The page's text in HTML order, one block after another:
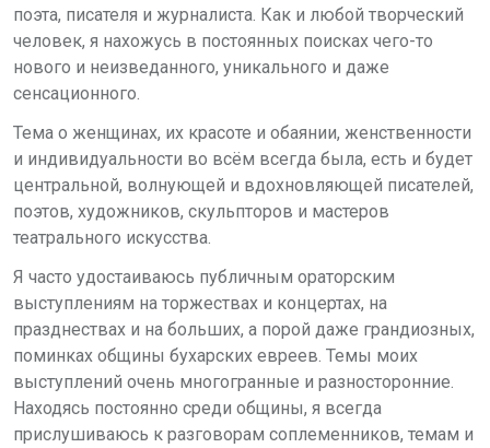
поэта, писателя и журналиста. Как и любой творческий
человек, я нахожусь в постоянных поисках чего-то
нового и неизведанного, уникального и даже
сенсационного.
Тема о женщинах, их красоте и обаянии, женственности
и индивидуальности во всём всегда была, есть и будет
центральной, волнующей и вдохновляющей писателей,
поэтов, художников, скульпторов и мастеров
театрального искусства.
Я часто удостаиваюсь публичным ораторским
выступлениям на торжествах и концертах, на
празднествах и на больших, а порой даже грандиозных,
поминках общины бухарских евреев. Темы моих
выступлений очень многогранные и разносторонние.
Находясь постоянно среди общины, я всегда
прислушиваюсь к разговорам соплеменников, темам и